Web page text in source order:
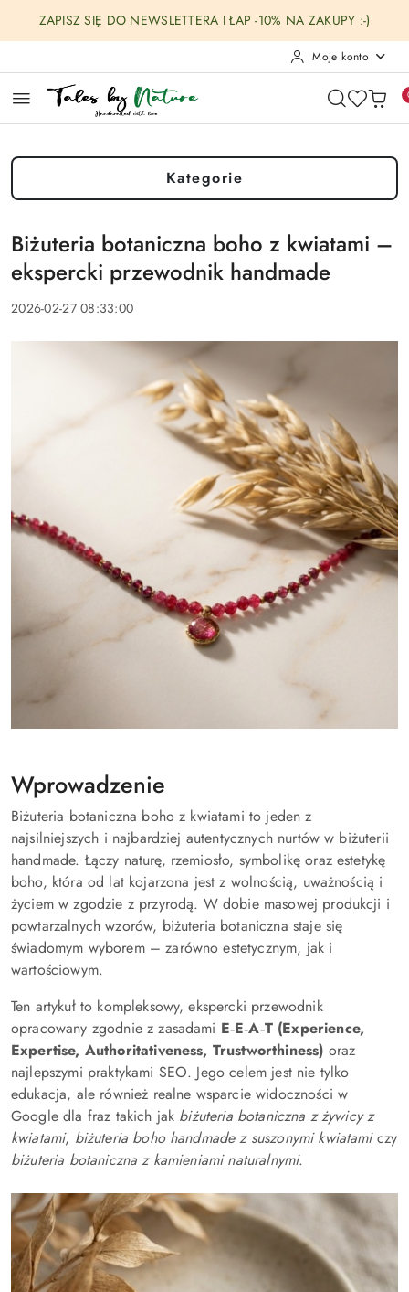
Przejdź do treści głównej
Przejdź do wyszukiwarki
Przejdź do moje konto
Przejdź do menu głównego
Przejdź do stopki
ZAPISZ SIĘ DO NEWSLETTERA I ŁAP -10% NA ZAKUPY :-)
Moje konto
Kategorie
Biżuteria botaniczna boho z kwiatami –
ekspercki przewodnik handmade
2026-02-27 08:33:00
Wprowadzenie
Biżuteria botaniczna boho z kwiatami to jeden z
najsilniejszych i najbardziej autentycznych nurtów w biżuterii
handmade. Łączy naturę, rzemiosło, symbolikę oraz estetykę
boho, która od lat kojarzona jest z wolnością, uważnością i
życiem w zgodzie z przyrodą. W dobie masowej produkcji i
powtarzalnych wzorów, biżuteria botaniczna staje się
świadomym wyborem – zarówno estetycznym, jak i
wartościowym.
Ten artykuł to kompleksowy, ekspercki przewodnik
opracowany zgodnie z zasadami E‑E‑A‑T (Experience,
Expertise, Authoritativeness, Trustworthiness) oraz
najlepszymi praktykami SEO. Jego celem jest nie tylko
edukacja, ale również realne wsparcie widoczności w
Google dla fraz takich jak biżuteria botaniczna z żywicy z
kwiatami, biżuteria boho handmade z suszonymi kwiatamiczy
biżuteria botaniczna z kamieniami naturalnymi.